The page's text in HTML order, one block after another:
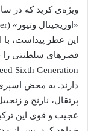
این عطر پیداست،
دارند. به محض
پرتقال، نارنج و
عجیب و قوی این